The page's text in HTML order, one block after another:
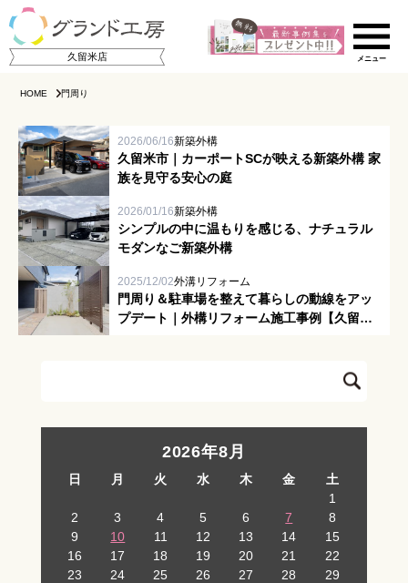
久留米店
ご相談の流れ
店舗のご案内
お客様の声
スタッフブログ
HOME 門周り
2026/06/16新築外構
久留米市｜カーポートSCが映える新築外構 家
族を見守る安心の庭
2026/01/16新築外構
シンプルの中に温もりを感じる、ナチュラル
モダンなご新築外構
2025/12/02外溝リフォーム
門周り＆駐車場を整えて暮らしの動線をアッ
プデート｜外構リフォーム施工事例【久留米
2026年8月
日 月 火 水 木 金
土
1
2
3 4 5 6 7
8
9
10 11 12 13 14
15
16
17 18 19 20 21
22
23
24 25 26 27 28
29